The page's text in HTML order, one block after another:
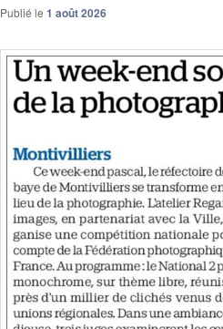
Publié le 1 août 2026